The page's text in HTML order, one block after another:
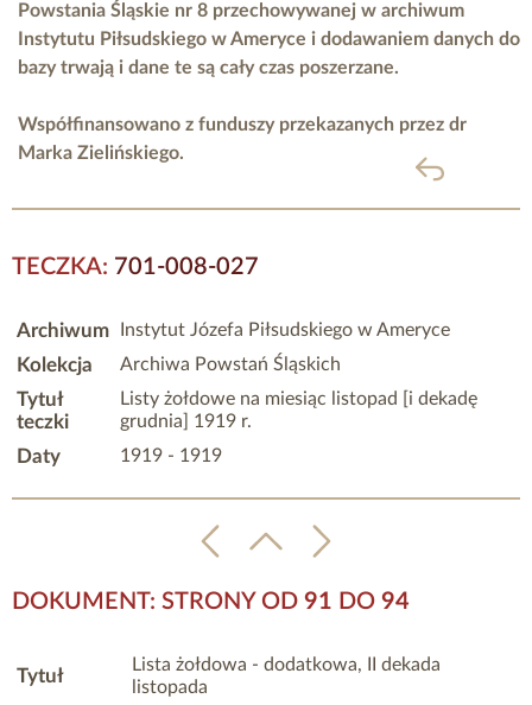
Powstania Śląskie nr 8 przechowywanej w archiwum
Instytutu Piłsudskiego w Ameryce i dodawaniem danych do
bazy trwają i dane te są cały czas poszerzane.
Współfinansowano z funduszy przekazanych przez dr
Marka Zielińskiego.
powrót
TECZKA: 701-008-027
Archiwum Instytut Józefa Piłsudskiego w Ameryce
Kolekcja Archiwa Powstań Śląskich
Tytuł
teczki
Listy żołdowe na miesiąc listopad [i dekadę
grudnia] 1919 r.
Daty 1919 - 1919
DOKUMENT: STRONY OD 91 DO 94
Tytuł
Lista żołdowa - dodatkowa, II dekada
listopada